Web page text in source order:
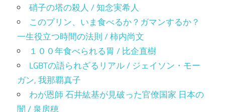
硝子の塔の殺人 / 知念実希人
このプリン、いま食べるか？ガマンするか？
一生役立つ時間の法則 / 柿内尚文
１００年食べられる胃 / 比企直樹
LGBTの語られざるリアル / ジェイソン・モー
ガン, 我那覇真子
わが恩師 石井紘基が見破った官僚国家 日本の
闇 / 泉房穂